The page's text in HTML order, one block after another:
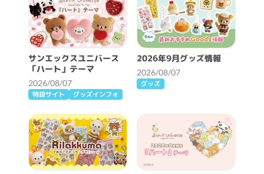
サンエックスユニバース
「ハート」テーマ
2026/08/07
特設サイト グッズインフォ
2026年9月グッズ情報
2026/08/07
グッズ